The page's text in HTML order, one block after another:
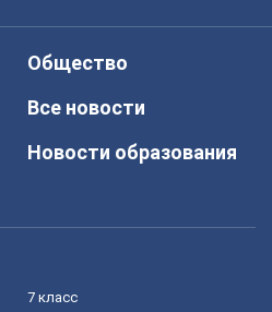
Общество
Все новости
Новости образования
7 класс